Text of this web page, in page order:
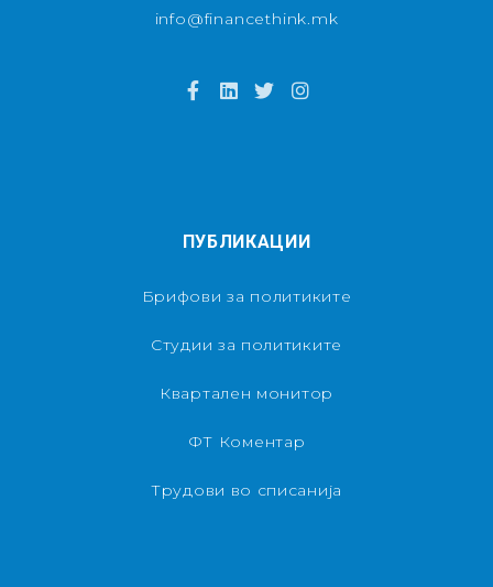
info@financethink.mk
ПУБЛИКАЦИИ
Брифови за политиките
Студии за политиките
Квартален монитор
ФТ Коментар
Трудови во списанија